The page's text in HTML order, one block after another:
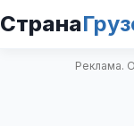
Страна
Реклама.